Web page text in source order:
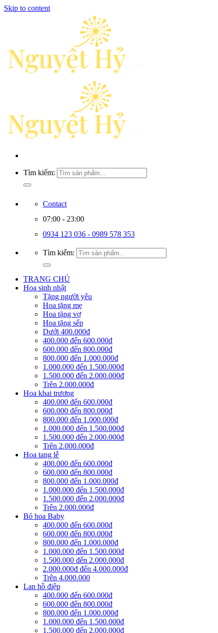
Skip to content
Tìm kiếm:
Contact
07:00 - 23:00
0934 123 036 - 0989 578 353
Tìm kiếm:
TRANG CHỦ
Hoa sinh nhật
Tặng người yêu
Hoa tặng mẹ
Hoa tặng vợ
Hoa tặng sếp
Dưới 400.000đ
400.000 đến 600.000đ
600.000 đến 800.000đ
800.000 đến 1.000.000đ
1.000.000 đến 1.500.000đ
1.500.000 đến 2.000.000đ
Trên 2.000.000đ
Hoa khai trương
400.000 đến 600.000đ
600.000 đến 800.000đ
800.000 đến 1.000.000đ
1.000.000 đến 1.500.000đ
1.500.000 đến 2.000.000đ
Trên 2.000.000đ
Hoa tang lễ
400.000 đến 600.000đ
600.000 đến 800.000đ
800.000 đến 1.000.000đ
1.000.000 đến 1.500.000đ
1.500.000 đến 2.000.000đ
Trên 2.000.000đ
Bó hoa Baby
400.000 đến 600.000đ
600.000 đến 800.000đ
800.000 đến 1.000.000đ
1.000.000 đến 1.500.000đ
1.500.000 đến 2.000.000đ
2.000.000đ đến 4.000.000đ
Trên 4.000.000
Lan hồ điệp
400.000 đến 600.000đ
600.000 đến 800.000đ
800.000 đến 1.000.000đ
1.000.000 đến 1.500.000đ
1.500.000 đến 2.000.000đ